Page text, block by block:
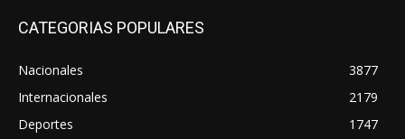
CATEGORIAS POPULARES
Nacionales
3877
Internacionales
2179
Deportes
1747